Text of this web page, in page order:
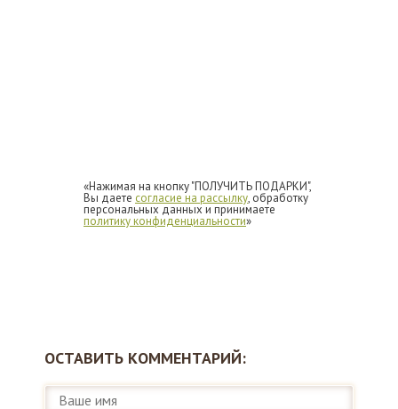
«Нажимая на кнопку "ПОЛУЧИТЬ ПОДАРКИ",
Вы даете согласие на рассылку, обработку
персональных данных и принимаете
политику конфиденциальности»
ОСТАВИТЬ КОММЕНТАРИЙ: